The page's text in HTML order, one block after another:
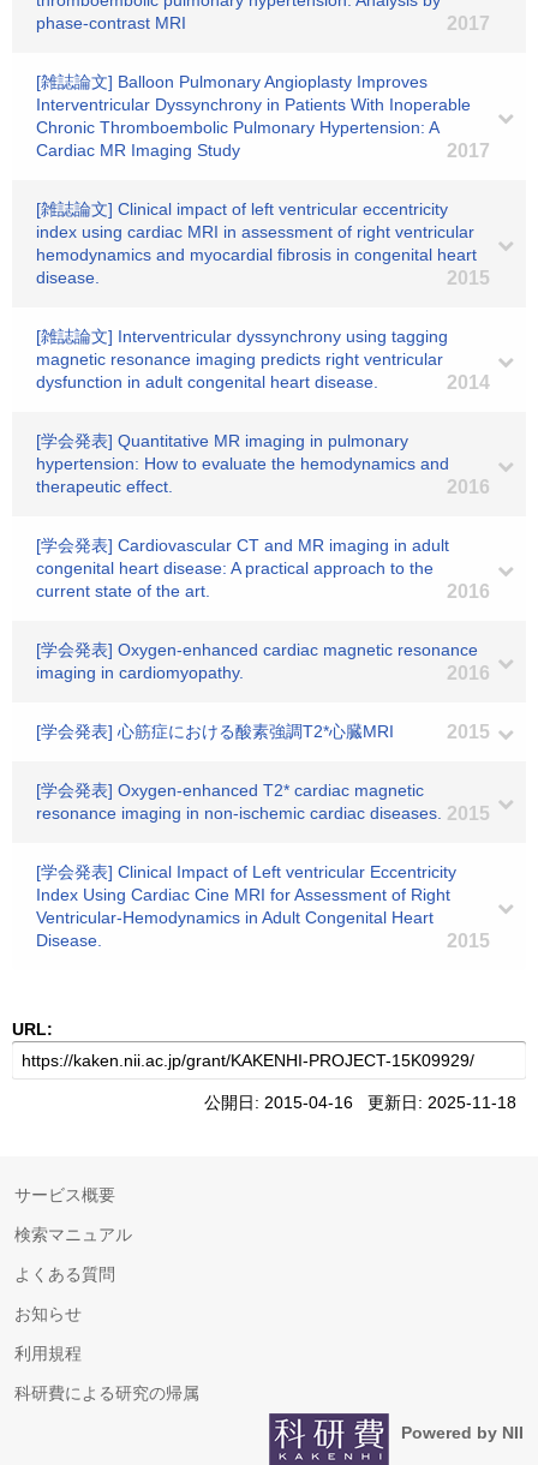
phase-contrast MRI
2017
[雑誌論文] Balloon Pulmonary Angioplasty Improves
Interventricular Dyssynchrony in Patients With Inoperable
Chronic Thromboembolic Pulmonary Hypertension: A
Cardiac MR Imaging Study
2017
[雑誌論文] Clinical impact of left ventricular eccentricity
index using cardiac MRI in assessment of right ventricular
hemodynamics and myocardial fibrosis in congenital heart
disease.
2015
[雑誌論文] Interventricular dyssynchrony using tagging
magnetic resonance imaging predicts right ventricular
dysfunction in adult congenital heart disease.
2014
[学会発表] Quantitative MR imaging in pulmonary
hypertension: How to evaluate the hemodynamics and
therapeutic effect.
2016
[学会発表] Cardiovascular CT and MR imaging in adult
congenital heart disease: A practical approach to the
current state of the art.
2016
[学会発表] Oxygen-enhanced cardiac magnetic resonance
imaging in cardiomyopathy.
2016
[学会発表] 心筋症における酸素強調T2*心臓MRI 2015
[学会発表] Oxygen-enhanced T2* cardiac magnetic
resonance imaging in non-ischemic cardiac diseases. 2015
[学会発表] Clinical Impact of Left ventricular Eccentricity
Index Using Cardiac Cine MRI for Assessment of Right
Ventricular-Hemodynamics in Adult Congenital Heart
Disease.
2015
URL:
公開日: 2015-04-16 更新日: 2025-11-18
サービス概要
検索マニュアル
よくある質問
お知らせ
利用規程
科研費による研究の帰属
Powered by NII